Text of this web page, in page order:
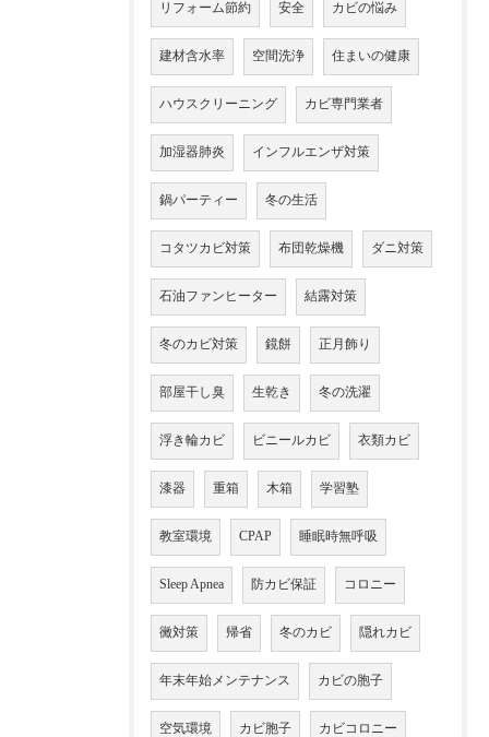
リフォーム節約 安全 カビの悩み
建材含水率 空間洗浄 住まいの健康
ハウスクリーニング カビ専門業者
加湿器肺炎 インフルエンザ対策
鍋パーティー 冬の生活
コタツカビ対策 布団乾燥機 ダニ対策
石油ファンヒーター 結露対策
冬のカビ対策 鏡餅 正月飾り
部屋干し臭 生乾き 冬の洗濯
浮き輪カビ ビニールカビ 衣類カビ
漆器 重箱 木箱 学習塾
教室環境 CPAP 睡眠時無呼吸
Sleep Apnea 防カビ保証 コロニー
黴対策 帰省 冬のカビ 隠れカビ
年末年始メンテナンス カビの胞子
空気環境 カビ胞子 カビコロニー